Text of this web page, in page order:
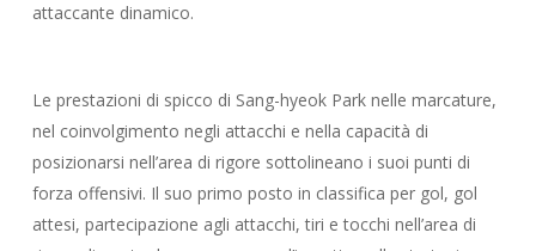
attaccante dinamico.
Le prestazioni di spicco di Sang-hyeok Park nelle marcature,
nel coinvolgimento negli attacchi e nella capacità di
posizionarsi nell’area di rigore sottolineano i suoi punti di
forza offensivi. Il suo primo posto in classifica per gol, gol
attesi, partecipazione agli attacchi, tiri e tocchi nell’area di